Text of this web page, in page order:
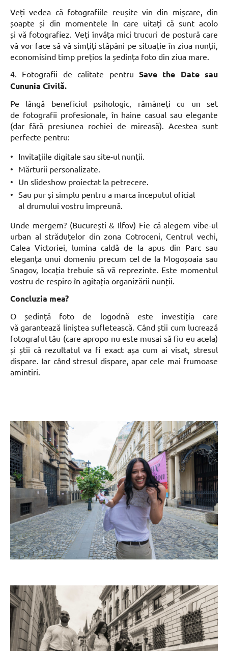
Veți vedea că fotografiile reușite vin din mișcare, din
șoapte și din momentele în care uitați că sunt acolo
și vă fotografiez. Veți învăța mici trucuri de postură care
vă vor face să vă simțiți stăpâni pe situație în ziua nunții,
economisind timp prețios la ședința foto din ziua mare.
4. Fotografii de calitate pentru Save the Date sau
Cununia Civilă.
Pe lângă beneficiul psihologic, rămâneți cu un set
de fotografii profesionale, în haine casual sau elegante
(dar fără presiunea rochiei de mireasă). Acestea sunt
perfecte pentru:
Invitațiile digitale sau site-ul nunții.
Mărturii personalizate.
Un slideshow proiectat la petrecere.
Sau pur și simplu pentru a marca începutul oficial
al drumului vostru împreună.
Unde mergem? (București & Ilfov) Fie că alegem vibe-ul
urban al străduțelor din zona Cotroceni, Centrul vechi,
Calea Victoriei, lumina caldă de la apus din Parc sau
eleganța unui domeniu precum cel de la Mogoșoaia sau
Snagov, locația trebuie să vă reprezinte. Este momentul
vostru de respiro în agitația organizării nunții.
Concluzia mea?
O ședință foto de logodnă este investiția care
vă garantează liniștea sufletească. Când știi cum lucrează
fotograful tău (care apropo nu este musai să fiu eu acela)
și știi că rezultatul va fi exact așa cum ai visat, stresul
dispare. Iar când stresul dispare, apar cele mai frumoase
amintiri.